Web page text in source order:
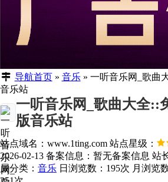
导航首页» 音乐» 一听音乐网_歌曲
音乐站
一听音乐网_歌曲大全::
版音乐站
站点域名：www.1ting.com 站点星级：
2026-02-13 备案信息： 暂无备案信息 站
属分类： 音乐 日浏览数：195次 月浏览